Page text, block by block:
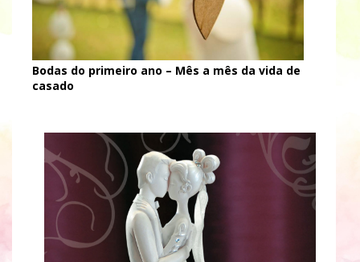
Bodas do primeiro ano – Mês a mês da vida de
casado